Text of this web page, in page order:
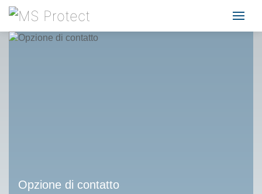
Opzione di contatto